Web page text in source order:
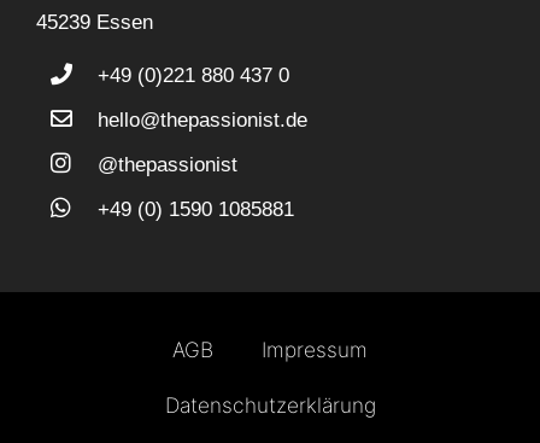
45239 Essen
+49 (0)221 880 437 0
hello@thepassionist.de
@thepassionist
+49 (0) 1590 1085881
AGB Impressum
Datenschutzerklärung